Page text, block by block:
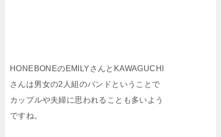
HONEBONEのEMILYさんとKAWAGUCHI
さんは男女の2人組のバンドということで
カップルや夫婦に思われることも多いよう
ですね。